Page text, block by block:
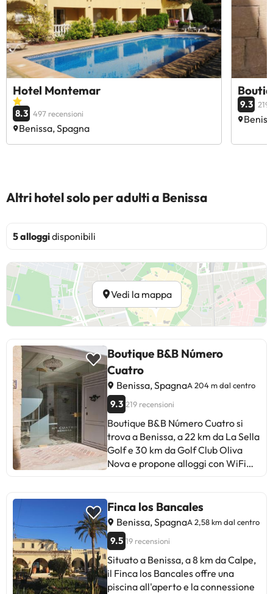
Hotel Montemar
8.3 497 recensioni
Benissa, Spagna
9.3 219
Altri hotel solo per adulti a Benissa
5 alloggidisponibili
Vedi la mappa
Boutique B&B Número
Cuatro
Benissa, SpagnaA 204 m dal centro
9.3 219 recensioni
Boutique B&B Número Cuatro si
trova a Benissa, a 22 km da La Sella
Golf e 30 km da Golf Club Oliva
Nova e propone alloggi con WiFi
doccia, l’aria condizionata, una TV
a schermo piatto e un frigorifero.
Presso la struttura potrete gustare
una colazione a buffet,
continentale o vegetariana. Parco
Terra Natura è a 35 km da questo
bed and breakfast, mentre Parco
Finca los Bancales
Benissa, SpagnaA 2,58 km dal centro
9.5 19 recensioni
Situato a Benissa, a 8 km da Calpe,
il Finca los Bancales offre una
piscina all'aperto e la connessione